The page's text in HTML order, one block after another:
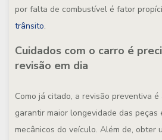
por falta de combustível é fator
trânsito.
Cuidados com o carro é
revisão em dia
Como já citado, a revisão preventiva
garantir maior longevidade das peças
mecânicos do veículo. Além de, obter